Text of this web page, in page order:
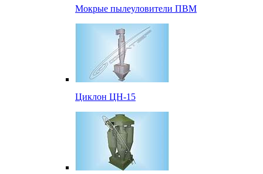
Мокрые пылеуловители ПВМ
Циклон ЦН-15